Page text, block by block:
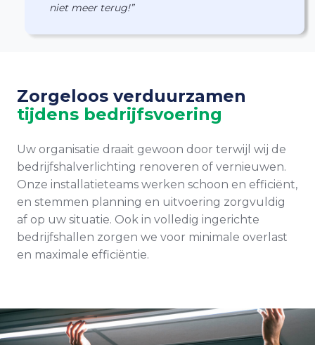
niet meer terug!”
Zorgeloos verduurzamen
tijdens bedrijfsvoering
Uw organisatie draait gewoon door terwijl wij de
bedrijfshalverlichting renoveren of vernieuwen.
Onze installatieteams werken schoon en efficiënt,
en stemmen planning en uitvoering zorgvuldig
af op uw situatie. Ook in volledig ingerichte
bedrijfshallen zorgen we voor minimale overlast
en maximale efficiëntie.